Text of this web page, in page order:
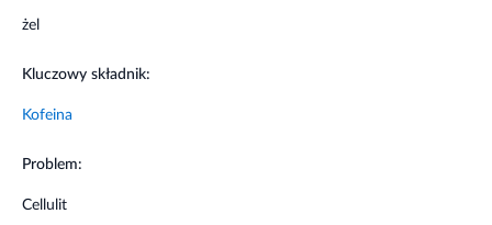
żel
Kluczowy składnik:
Kofeina
Problem:
Cellulit